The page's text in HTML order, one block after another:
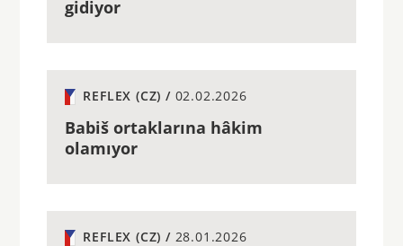
gidiyor
REFLEX (CZ) / 02.02.2026
Babiš ortaklarına hâkim
olamıyor
REFLEX (CZ) / 28.01.2026